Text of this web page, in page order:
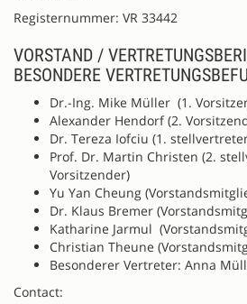
Registernummer: VR 33442
VORSTAND /
BESONDERE
Dr.-Ing. Mike Müller (1.
Alexander Hendorf (2.
Dr. Tereza Iofciu (1.
Prof. Dr. Martin Christen (2.
Vorsitzender)
Yu Yan Cheung
Dr. Klaus Bremer
Katharine Jarmul
Christian Theune
Besonderer Vertreter: Anna
Contact: